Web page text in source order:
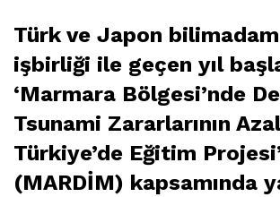
Türk ve Japon
işbirliği ile geçen yıl
‘Marmara Bölgesi’nde
Tsunami Zararlarının
Türkiye’de Eğitim
(MARDİM) kapsamında